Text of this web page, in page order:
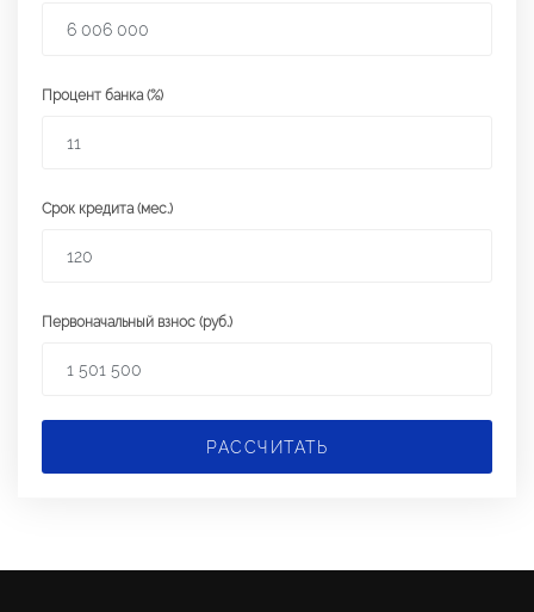
Процент банка (%)
Срок кредита (мес.)
Первоначальный взнос (руб.)
РАССЧИТАТЬ